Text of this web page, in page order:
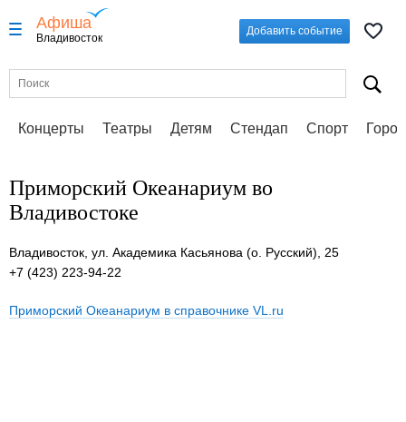
Афиша
Владивосток
Добавить событие
Концерты Театры Детям Стендап Спорт
Приморский Океанариум во
Владивостоке
Владивосток, ул. Академика Касьянова (о. Русский), 25
+7 (423) 223-94-22
Приморский Океанариум в справочнике VL.ru